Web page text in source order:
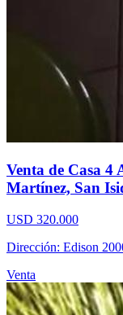
Venta de Casa 4
Martínez, San
USD 320.000
Dirección: Edison
Venta